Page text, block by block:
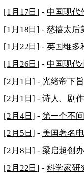
[1月17日 ] - 中国现代
[1月18日 ] - 慈禧太后
[1月22日 ] - 英国维多
[1月26日 ] - 中国现代
[2月1日 ] - 光绪帝下
[2月1日 ] - 诗人、剧
[2月4日 ] - 第一个不
[2月5日 ] - 美国著名
[2月8日 ] - 梁启超创
[2月22日 ] - 科学家研